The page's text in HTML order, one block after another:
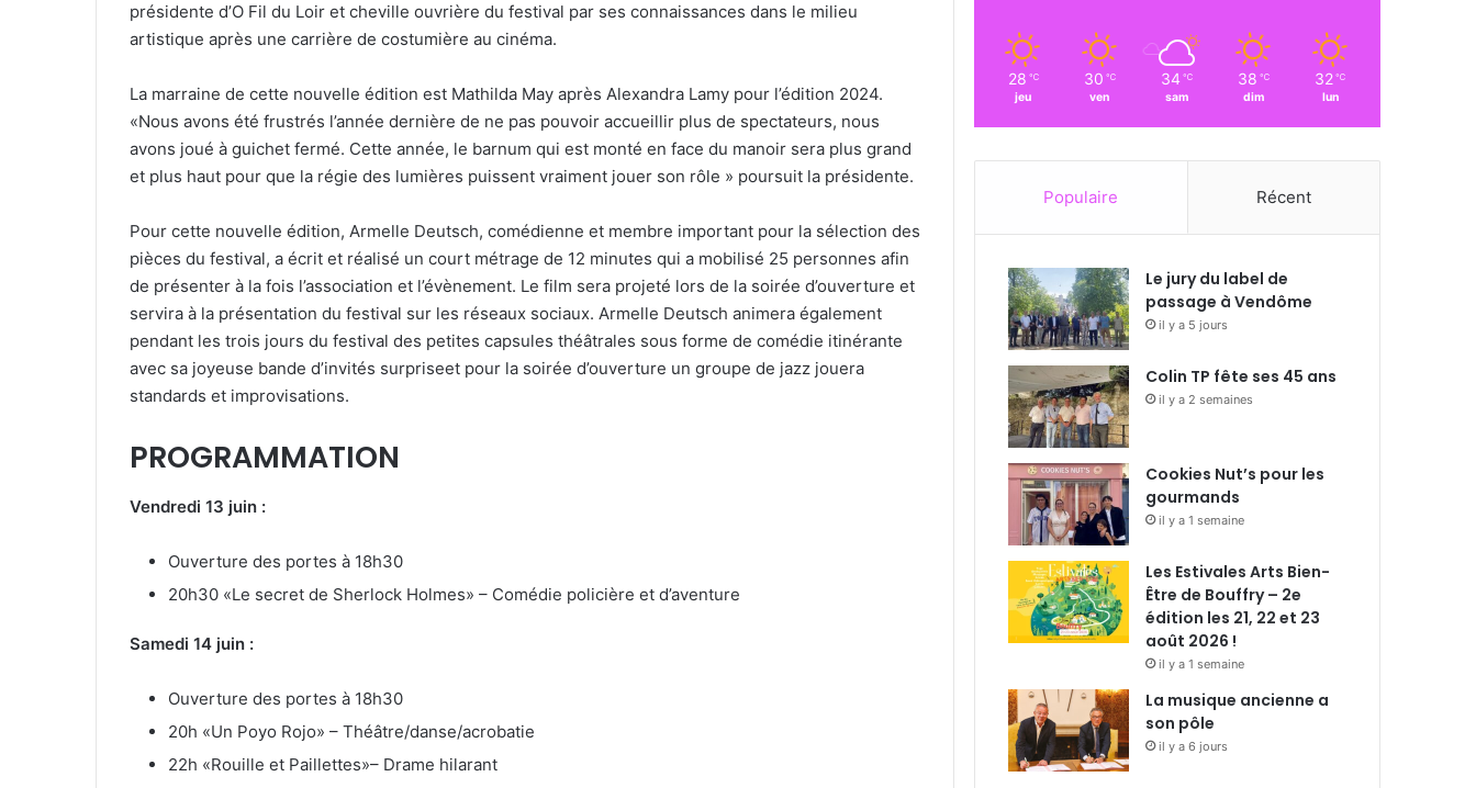
présidente d’O Fil du Loir et cheville ouvrière du festival par ses connaissances dans le milieu
artistique après une carrière de costumière au cinéma.
La marraine de cette nouvelle édition est Mathilda May après Alexandra Lamy pour l’édition 2024.
«Nous avons été frustrés l’année dernière de ne pas pouvoir accueillir plus de spectateurs, nous
avons joué à guichet fermé. Cette année, le barnum qui est monté en face du manoir sera plus grand
et plus haut pour que la régie des lumières puissent vraiment jouer son rôle » poursuit la présidente.
Pour cette nouvelle édition, Armelle Deutsch, comédienne et membre important pour la sélection des
pièces du festival, a écrit et réalisé un court métrage de 12 minutes qui a mobilisé 25 personnes afin
de présenter à la fois l’association et l’évènement. Le film sera projeté lors de la soirée d’ouverture et
servira à la présentation du festival sur les réseaux sociaux. Armelle Deutsch animera également
pendant les trois jours du festival des petites capsules théâtrales sous forme de comédie itinérante
avec sa joyeuse bande d’invités surpriseet pour la soirée d’ouverture un groupe de jazz jouera
standards et improvisations.
PROGRAMMATION
Vendredi 13 juin :
Ouverture des portes à 18h30
20h30 «Le secret de Sherlock Holmes» – Comédie policière et d’aventure
Samedi 14 juin :
Ouverture des portes à 18h30
20h «Un Poyo Rojo» – Théâtre/danse/acrobatie
22h «Rouille et Paillettes»– Drame hilarant
28 ℃
jeu
30 ℃
ven
34 ℃
sam
38 ℃
dim
32 ℃
lun
Populaire Récent
Le jury du label de
passage à Vendôme
il y a 5 jours
Colin TP fête ses 45 ans
il y a 2 semaines
Cookies Nut’s pour les
gourmands
il y a 1 semaine
Les Estivales Arts Bien-
Être de Bouffry – 2e
édition les 21, 22 et 23
août 2026 !
il y a 1 semaine
La musique ancienne a
son pôle
il y a 6 jours